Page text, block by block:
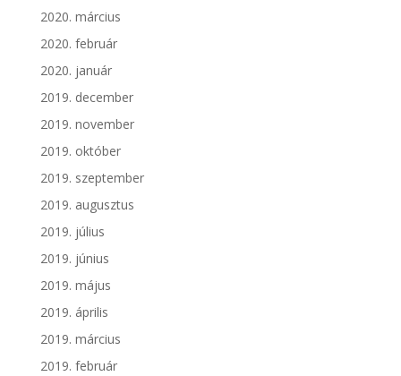
2020. március
2020. február
2020. január
2019. december
2019. november
2019. október
2019. szeptember
2019. augusztus
2019. július
2019. június
2019. május
2019. április
2019. március
2019. február